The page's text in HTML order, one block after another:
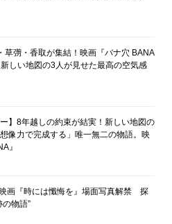
草彅・香取が集結！映画『バナ穴 BANA
しい地図の3人が見せた最高の空気感
】8年越しの約束が結実！新しい地図の
像力で完成する」唯一無二の物語。映
』
画『時には懺悔を』場面写真解禁 探
物語”